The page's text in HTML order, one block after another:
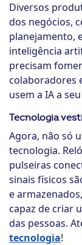
Diversos
dos negócios,
planejamento,
inteligência
precisam
colaboradores
usem a IA a
Tecnologia
Agora, não só
tecnologia.
pulseiras
sinais físicos
e
capaz de criar
das pessoas.
tecnologia!